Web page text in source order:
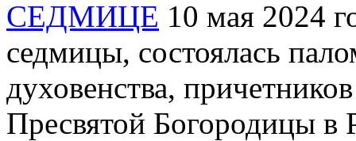
СЕДМИЦЕ 10 мая 2024
седмицы, состоялась
духовенства,
Пресвятой Богородицы в